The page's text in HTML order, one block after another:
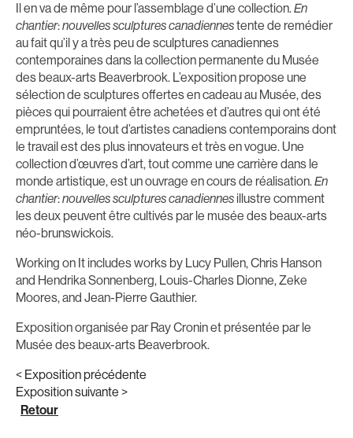
Il en va de même pour l’assemblage d’une collection.En
chantier:nouvelles sculptures canadiennestente de remédier
au fait qu’il y a très peu de sculptures canadiennes
contemporaines dans la collection permanente du Musée
des beaux-arts Beaverbrook. L’exposition propose une
sélection de sculptures offertes en cadeau au Musée, des
pièces qui pourraient être achetées et d’autres qui ont été
empruntées, le tout d’artistes canadiens contemporains dont
le travail est des plus innovateurs et très en vogue. Une
collection d’œuvres d’art, tout comme une carrière dans le
monde artistique, est un ouvrage en cours de réalisation.En
chantier:nouvelles sculptures canadiennes illustre comment
les deux peuvent être cultivés par le musée des beaux-arts
néo-brunswickois.
Working on It includes works by Lucy Pullen, Chris Hanson
and Hendrika Sonnenberg, Louis-Charles Dionne, Zeke
Moores, and Jean-Pierre Gauthier.
Exposition organisée par Ray Cronin et présentée par le
Musée des beaux-arts Beaverbrook.
< Exposition précédente
Exposition suivante >
Retour